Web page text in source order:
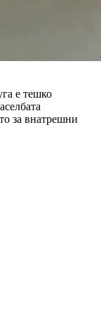
е тешко
за внатрешни